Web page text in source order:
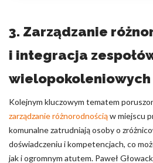
3. Zarządzanie
i integracja
wielopokoleniowych
Kolejnym kluczowym tematem
zarządzanie różnorodnościąw miejscu
komunalne zatrudniają osoby o
doświadczeniu i kompetencjach, co
jak i ogromnym atutem. Paweł